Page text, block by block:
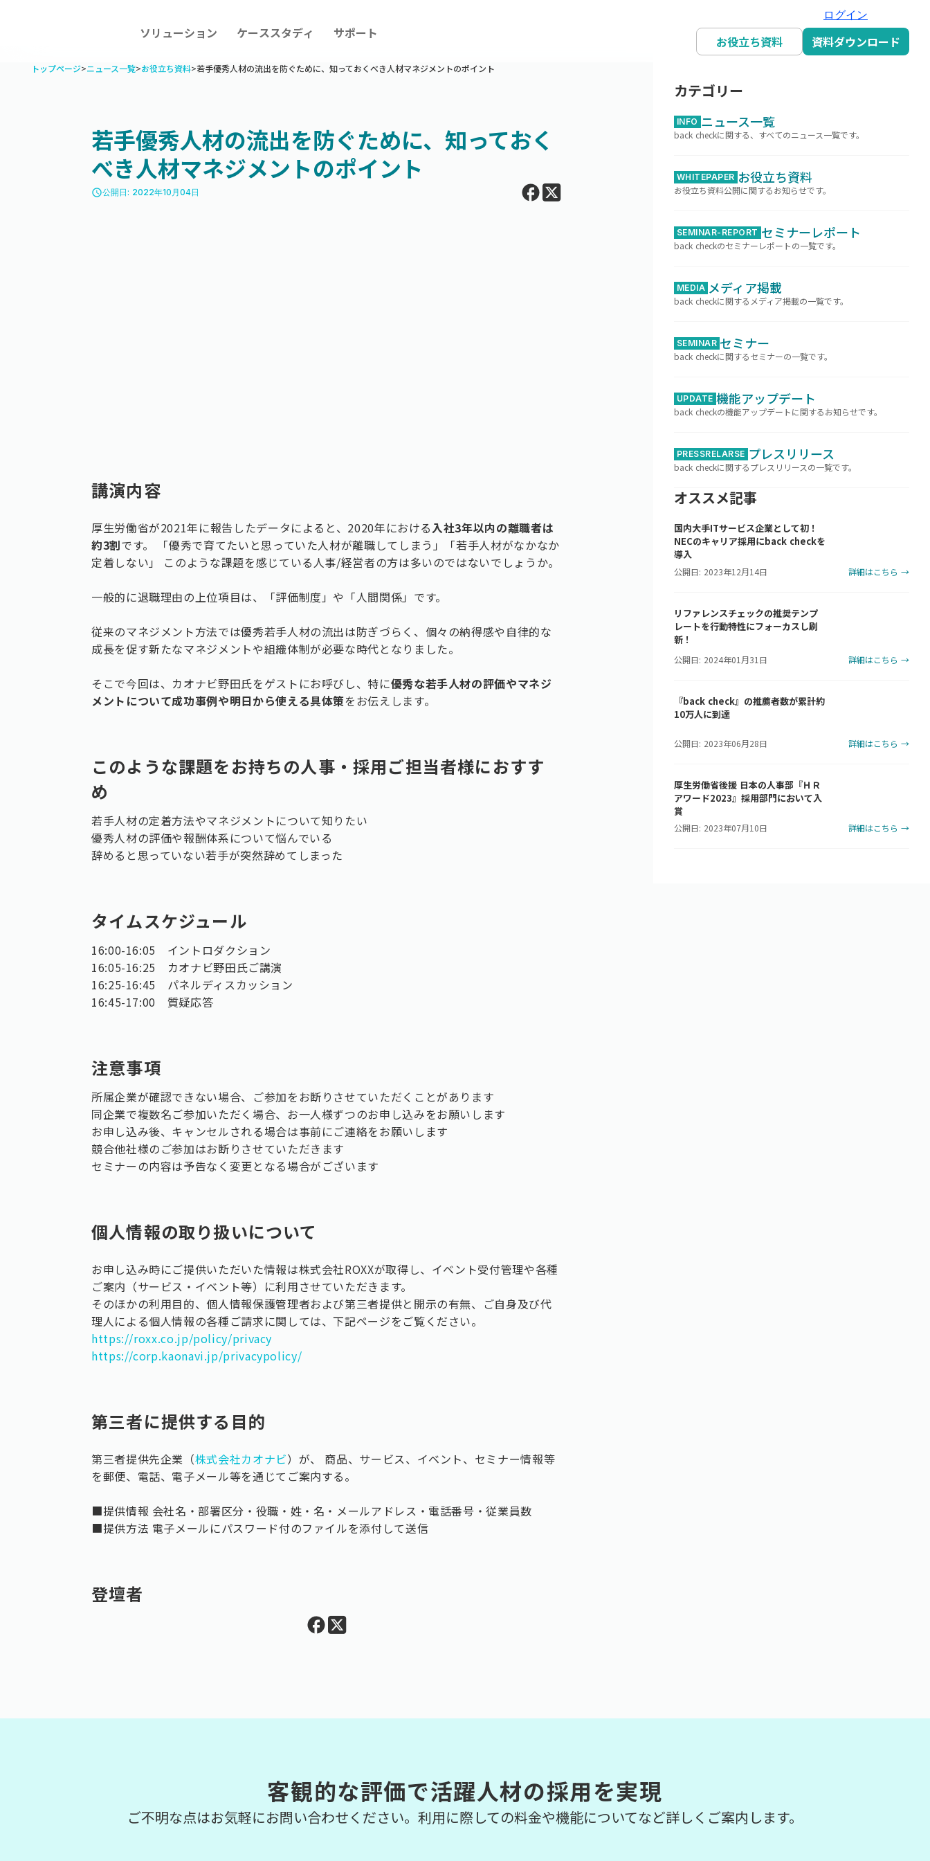
ソリューション ケーススタディ サポート
ログイン
お役立ち資料 資料ダウンロード
トップページ>ニュース一覧>お役立ち資料>若手優秀人材の流出を防ぐために、知っておくべき人材マネジメントのポイント
若手優秀人材の流出を防ぐために、知っておく
べき人材マネジメントのポイント
access_time公開日: 2022年10月04日
講演内容
厚生労働省が2021年に報告したデータによると、2020年における入社3年以内の離職者は
約3割です。 「優秀で育てたいと思っていた人材が離職してしまう」「若手人材がなかなか
定着しない」 このような課題を感じている人事/経営者の方は多いのではないでしょうか。
一般的に退職理由の上位項目は、「評価制度」や「人間関係」です。
従来のマネジメント方法では優秀若手人材の流出は防ぎづらく、個々の納得感や自律的な
成長を促す新たなマネジメントや組織体制が必要な時代となりました。
そこで今回は、カオナビ野田氏をゲストにお呼びし、特に優秀な若手人材の評価やマネジ
メントについて成功事例や明日から使える具体策をお伝えします。
このような課題をお持ちの人事・採用ご担当者様におすす
め
若手人材の定着方法やマネジメントについて知りたい
優秀人材の評価や報酬体系について悩んでいる
辞めると思っていない若手が突然辞めてしまった
タイムスケジュール
16:00-16:05 イントロダクション
16:05-16:25 カオナビ野田氏ご講演
16:25-16:45 パネルディスカッション
16:45-17:00 質疑応答
注意事項
所属企業が確認できない場合、ご参加をお断りさせていただくことがあります
同企業で複数名ご参加いただく場合、お一人様ずつのお申し込みをお願いします
お申し込み後、キャンセルされる場合は事前にご連絡をお願いします
競合他社様のご参加はお断りさせていただきます
セミナーの内容は予告なく変更となる場合がございます
個人情報の取り扱いについて
お申し込み時にご提供いただいた情報は株式会社ROXXが取得し、イベント受付管理や各種
ご案内（サービス・イベント等）に利用させていただきます。
そのほかの利用目的、個人情報保護管理者および第三者提供と開示の有無、ご自身及び代
理人による個人情報の各種ご請求に関しては、下記ページをご覧ください。
https://roxx.co.jp/policy/privacy
https://corp.kaonavi.jp/privacypolicy/
第三者に提供する目的
第三者提供先企業（株式会社カオナビ）が、 商品、サービス、イベント、セミナー情報等
を郵便、電話、電子メール等を通じてご案内する。
■提供情報 会社名・部署区分・役職・姓・名・メールアドレス・電話番号・従業員数
■提供方法 電子メールにパスワード付のファイルを添付して送信
登壇者
カテゴリー
INFO ニュース一覧
back checkに関する、すべてのニュース一覧です。
WHITEPAPER お役立ち資料
お役立ち資料公開に関するお知らせです。
SEMINAR-REPORT セミナーレポート
back checkのセミナーレポートの一覧です。
MEDIA メディア掲載
back checkに関するメディア掲載の一覧です。
SEMINAR セミナー
back checkに関するセミナーの一覧です。
UPDATE 機能アップデート
back checkの機能アップデートに関するお知らせです。
PRESSRELARSE プレスリリース
back checkに関するプレスリリースの一覧です。
オススメ記事
国内大手ITサービス企業として初！
NECのキャリア採用にback checkを
導入
公開日: 2023年12月14日 詳細はこちら →
リファレンスチェックの推奨テンプ
レートを行動特性にフォーカスし刷
新！
公開日: 2024年01月31日 詳細はこちら →
『back check』の推薦者数が累計約
10万人に到達
公開日: 2023年06月28日 詳細はこちら →
厚生労働省後援 日本の人事部『ＨＲ
アワード2023』採用部門において入
賞
公開日: 2023年07月10日 詳細はこちら →
客観的な評価で活躍人材の採用を実現
ご不明な点はお気軽にお問い合わせください。利用に際しての料金や機能についてなど詳しくご案内します。